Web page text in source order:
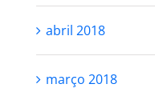
abril 2018
março 2018